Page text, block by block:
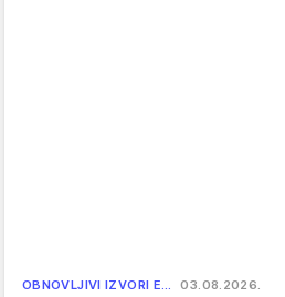
OBNOVLJIVI IZVORI E… 03.08.2026.